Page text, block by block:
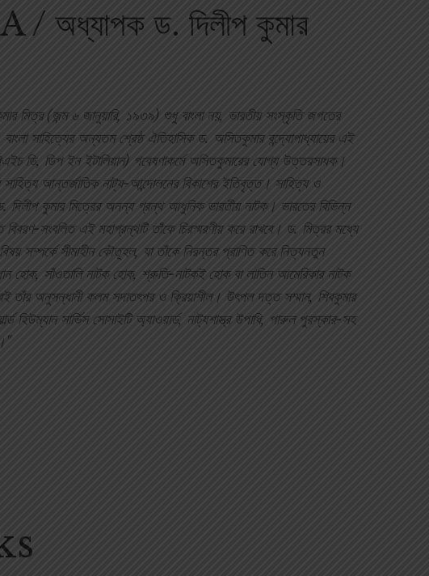
অধ্যাপক ড. দিলীপ কুমার
মিত্র (জন্ম ৬ জানুয়ারি, ১৯৩৯) শুধু বাংলা নয়, ভারতীয় সংস্কৃতি জগতের
সাহিত্যের অন্যতম শ্রেষ্ঠ ঐতিহাসিক ড. অসিতকুমার বন্দ্যোপাধ্যায়ের এই
ডি, ডিপ ইন ইটালিয়ান) গবেষণাকর্মে অসিতকুমারের যোগ্য উত্তরসাধক।
সাহিত্য আন্তর্জাতিক নাট্য-আন্দোলনের বিকাশের ইতিবৃত্ত। সাহিত্য ও
দিলীপ কুমার মিত্রের অনন্য গ্রন্থ আধুনিক ভারতীয় নাটক। ভারতের বিভিন্ন
বিবরণ-সংবলিত এই মহাগ্রন্থটি তাঁকে চিরস্মরণীয় করে রাখবে। ড. মিত্রর মধ্যে
বিষয় সম্পর্কে সীমাহীন কৌতূহল, যা তাঁকে নিরন্তর প্রাণিত করে নিত্যনতুন
হোক, সাঁওতালি নাটক হোক, শ্রুতি-নাটকই হোক বা লাতিন আমেরিকার নাটক
তাঁর অনুসন্ধানী কলম সদাতৎপর ও ক্রিয়াশীল। উৎপল দত্ত সম্মান, শিবকুমার
হিউম্যান সার্ভিস সোসাইটি অ্যাওয়ার্ড, নাট্যশাস্ত্র উপাধি, পারুল পুরস্কার-সহ